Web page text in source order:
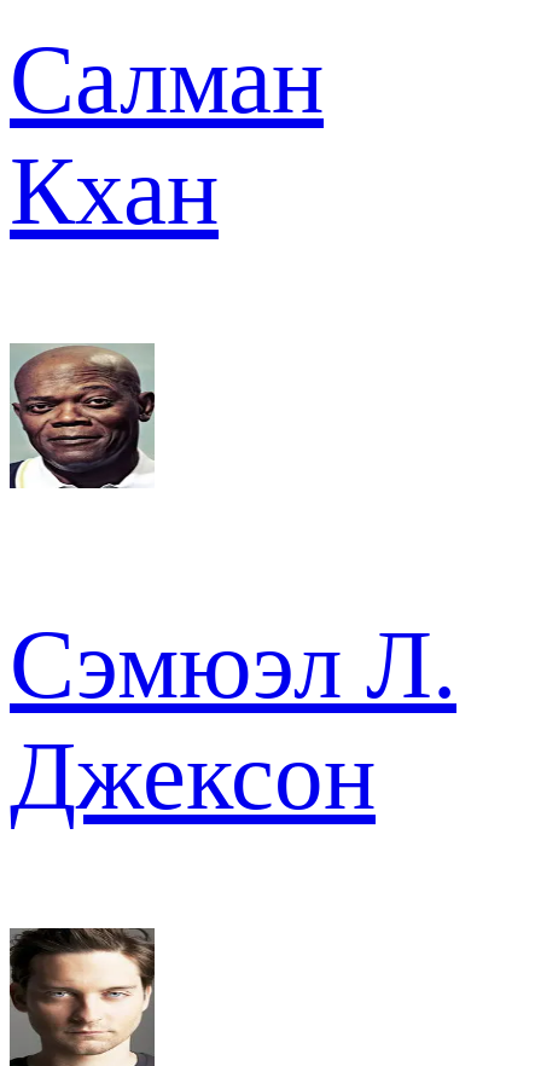
Салман
Кхан
Сэмюэл Л.
Джексон